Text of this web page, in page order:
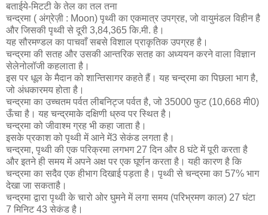
बताईये-मिटटी के तेल का तल तना
चन्द्रमा ( अंग्रेज़ी : Moon) पृथ्वी का एकमात्र उपग्रह, जो वायुमंडल विहीन है
और जिसकी पृथ्वी से दूरी 3,84,365 कि.मी. है।
यह सौरमण्डल का पाचवाँ सबसे विशाल प्राकृतिक उपग्रह है।
चन्द्रमा की सतह और उसकी आन्तरिक सतह का अध्ययन करने वाला विज्ञान
सेलेनोलॉजी कहलाता है।
इस पर धूल के मैदान को शान्तिसागर कहते हैं। यह चन्द्रमा का पिछला भाग है,
जो अंधकारमय होता है।
चन्द्रमा का उच्चतम पर्वत लीबनिट्ज पर्वत है, जो 35000 फुट (10,668 मी0)
ऊँचा है। यह चन्द्रमाके दक्षिणी ध्रुव पर स्थित है।
चन्द्रमा को जीवाश्म ग्रह भी कहा जाता है।
इसके प्रकाश को पृथ्वी में आने में3 सेकंड लगता है।
चन्द्रमा, पृथ्वी की एक परिक्रमा लगभग 27 दिन और 8 घंटे में पूरी करता है
और इतने ही समय में अपने अक्ष पर एक घूर्णन करता है। यही कारण है कि
चन्द्रमा का सदैव एक हीभाग दिखाई पड़ता है। पृथ्वी से चन्द्रमा का 57% भाग
देखा जा सकताहै।
चन्द्रमा द्वारा पृथ्वी के चारो ओर घुमने में लगा समय (परिभ्रमण काल) 27 घंटा
7 मिनिट 43 सेकंड है।